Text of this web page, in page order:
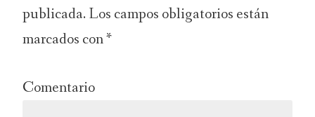
publicada. Los campos obligatorios están
marcados con*
Comentario